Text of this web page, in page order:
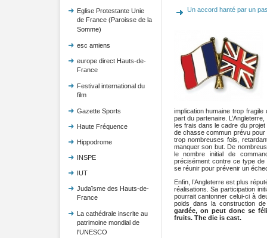
Eglise Protestante Unie
de France (Paroisse de la
Somme)
esc amiens
europe direct Hauts-de-
France
Festival international du
film
Gazette Sports
Haute Fréquence
Hippodrome
INSPE
IUT
Judaïsme des Hauts-de-
France
La cathédrale inscrite au
patrimoine mondial de
l'UNESCO
Un accord hanté par un
implication humaine trop fragile
part du partenaire. L’Angleterre,
les frais dans le cadre du projet
de chasse commun prévu
trop nombreuses fois,
manquer son but. De
le nombre initial de
précisément contre ce type de
se réunir pour prévenir un
Enfin, l’Angleterre est plus
réalisations. Sa participation
pourrait cantonner celui-ci à
poids dans la construction
gardée, on peut donc se
fruits. The die is cast.